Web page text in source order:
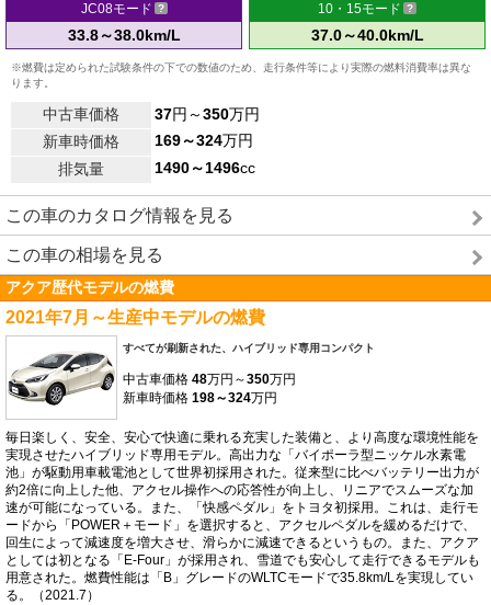
JC08モード
33.8～38.0km/L
10・15モード
37.0～40.0km/L
※燃費は定められた試験条件の下での数値のため、走行条件等により実際の燃料消費率は異な
ります。
中古車価格 37円～350万円
新車時価格
169～324万円
排気量
1490～1496cc
この車のカタログ情報を見る
この車の相場を見る
アクア歴代モデルの燃費
2021年7月～生産中モデルの燃費
すべてが刷新された、ハイブリッド専用コンパクト
中古車価格 48万円～350万円
新車時価格 198～324万円
毎日楽しく、安全、安心で快適に乗れる充実した装備と、より高度な環境性能を
実現させたハイブリッド専用モデル。高出力な「バイポーラ型ニッケル水素電
池」が駆動用車載電池として世界初採用された。従来型に比べバッテリー出力が
約2倍に向上した他、アクセル操作への応答性が向上し、リニアでスムーズな加
速が可能になっている。また、「快感ペダル」をトヨタ初採用。これは、走行モ
ードから「POWER＋モード」を選択すると、アクセルペダルを緩めるだけで、
回生によって減速度を増大させ、滑らかに減速できるというもの。また、アクア
としては初となる「E-Four」が採用され、雪道でも安心して走行できるモデルも
用意された。燃費性能は「B」グレードのWLTCモードで35.8km/Lを実現してい
る。（2021.7）